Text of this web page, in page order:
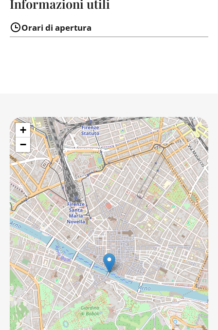
Informazioni utili
Orari di apertura
+
−